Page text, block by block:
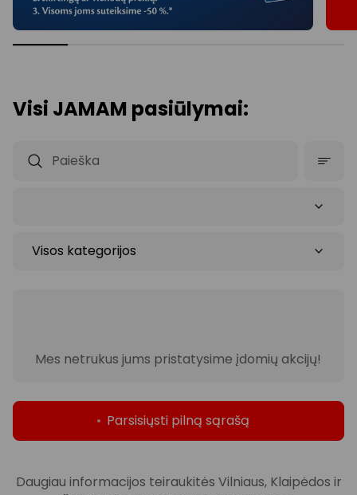
Visi JAMAM pasiūlymai:
Parsisiųsti pilną sąrašą
Mes netrukus jums pristatysime įdomių akcijų!
Daugiau informacijos teiraukitės Vilniaus, Klaipėdos ir